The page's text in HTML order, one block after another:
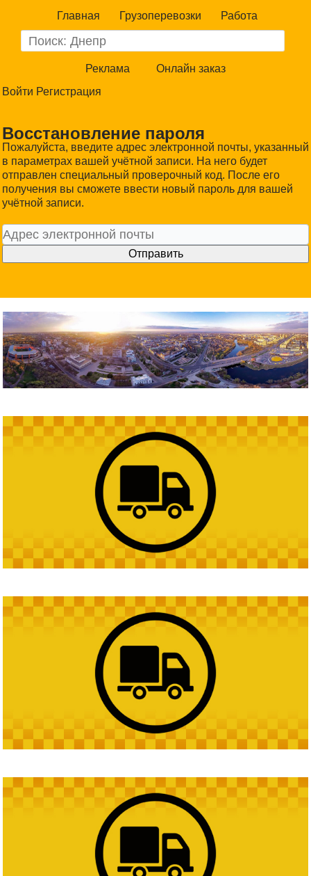
Главная Грузоперевозки Работа
Реклама
Онлайн заказ
Войти Регистрация
Восстановление пароля
Пожалуйста, введите адрес электронной почты, указанный
в параметрах вашей учётной записи. На него будет
отправлен специальный проверочный код. После его
получения вы сможете ввести новый пароль для вашей
учётной записи.
Отправить